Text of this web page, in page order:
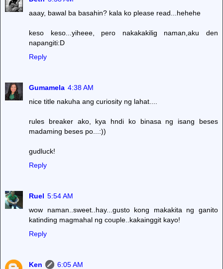
aaay, bawal ba basahin? kala ko please read...hehehe
keso keso...yiheee, pero nakakakilig naman,aku den
napangiti:D
Reply
Gumamela 4:38 AM
nice title nakuha ang curiosity ng lahat....
rules breaker ako, kya hndi ko binasa ng isang beses
madaming beses po...:))
gudluck!
Reply
Ruel 5:54 AM
wow naman..sweet..hay...gusto kong makakita ng ganito
katinding magmahal ng couple..kakainggit kayo!
Reply
Ken
6:05 AM